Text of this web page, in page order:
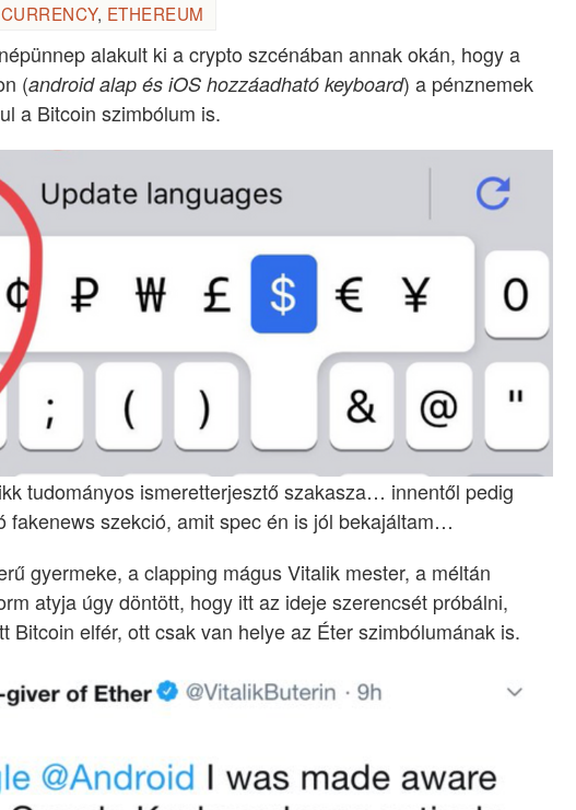
, ETHEREUM
alakult ki a crypto szcénában annak okán, hogy a
(android alap és iOS hozzáadható keyboard) a pénznemek
a Bitcoin szimbólum is.
tudományos ismeretterjesztő szakasza… innentől pedig
fakenews szekció, amit spec én is jól bekajáltam…
gyermeke, a clapping mágus Vitalik mester, a méltán
atyja úgy döntött, hogy itt az ideje szerencsét próbálni,
Bitcoin elfér, ott csak van helye az Éter szimbólumának is.